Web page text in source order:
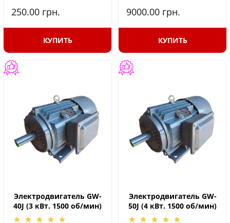
250.00 грн.
КУПИТЬ
9000.00 грн.
КУПИТЬ
Электродвигатель GW-
40J (3 кВт. 1500 об/мин)
Электродвигатель GW-
50J (4 кВт. 1500 об/мин)